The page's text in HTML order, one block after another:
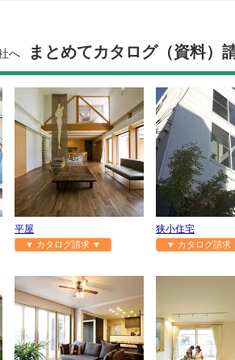
へ まとめてカタログ（資料）
平屋
▼ カタログ請求 ▼
狭小住宅
▼ カタログ請